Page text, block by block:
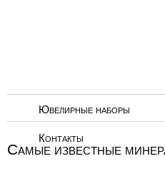
Ювелирные наборы
Контакты
Самые известные